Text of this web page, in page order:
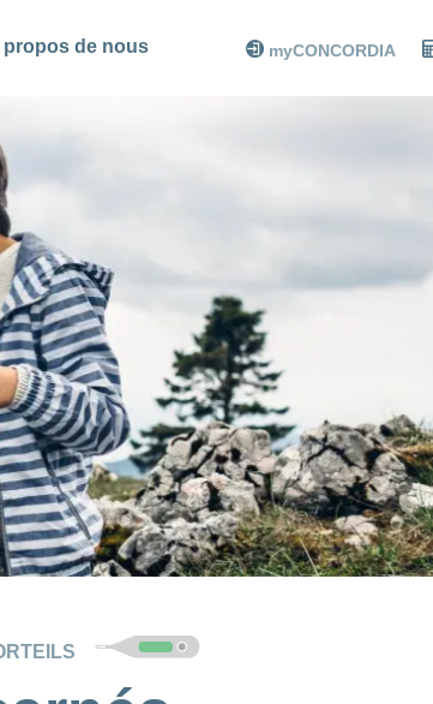
propos de nous myCONCORDIA